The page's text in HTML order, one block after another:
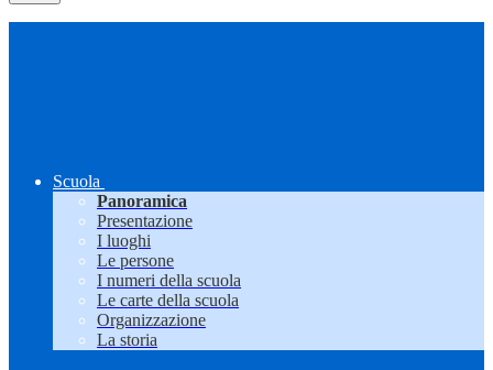
Scuola
Panoramica
Presentazione
I luoghi
Le persone
I numeri della scuola
Le carte della scuola
Organizzazione
La storia